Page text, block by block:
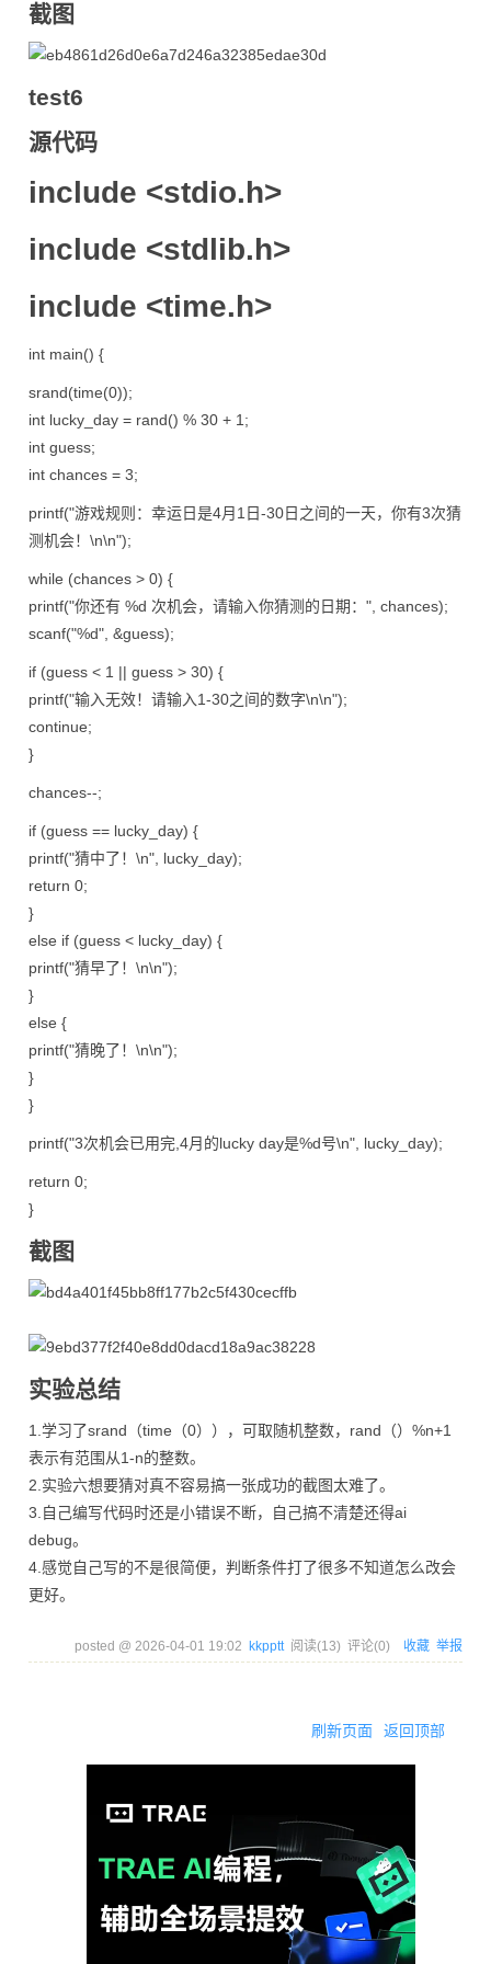
截图
test6
源代码
include <stdio.h>
include <stdlib.h>
include <time.h>
int main() {
srand(time(0));
int lucky_day = rand() % 30 + 1;
int guess;
int chances = 3;
printf("游戏规则：幸运日是4月1日-30日之间的一天，你有3次猜
测机会！\n\n");
while (chances > 0) {
printf("你还有 %d 次机会，请输入你猜测的日期：", chances);
scanf("%d", &guess);
if (guess < 1 || guess > 30) {
printf("输入无效！请输入1-30之间的数字\n\n");
continue;
}
chances--;
if (guess == lucky_day) {
printf("猜中了！\n", lucky_day);
return 0;
}
else if (guess < lucky_day) {
printf("猜早了！\n\n");
}
else {
printf("猜晚了！\n\n");
}
}
printf("3次机会已用完,4月的lucky day是%d号\n", lucky_day);
return 0;
}
截图
实验总结
1.学习了srand（time（0）），可取随机整数，rand（）%n+1
表示有范围从1-n的整数。
2.实验六想要猜对真不容易搞一张成功的截图太难了。
3.自己编写代码时还是小错误不断，自己搞不清楚还得ai
debug。
4.感觉自己写的不是很简便，判断条件打了很多不知道怎么改会
更好。
posted @ 2026-04-01 19:02 kkpptt阅读(13) 评论(0) 收藏 举报
刷新页面 返回顶部